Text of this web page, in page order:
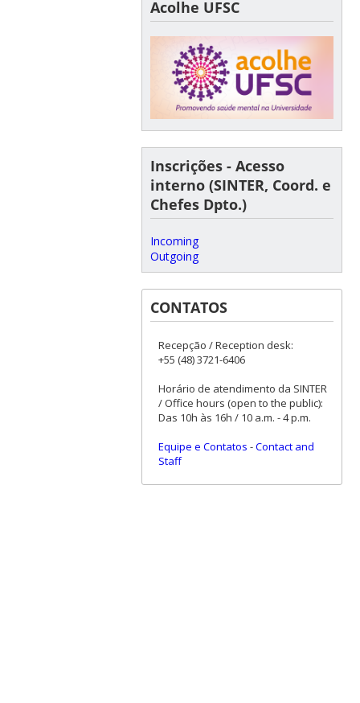
Acolhe UFSC
Inscrições - Acesso
interno (SINTER, Coord. e
Chefes Dpto.)
Incoming
Outgoing
CONTATOS
Recepção / Reception desk:
+55 (48) 3721-6406
Horário de atendimento da SINTER
/ Office hours (open to the public):
Das 10h às 16h / 10 a.m. - 4 p.m.
Equipe e Contatos -Contact and
Staff